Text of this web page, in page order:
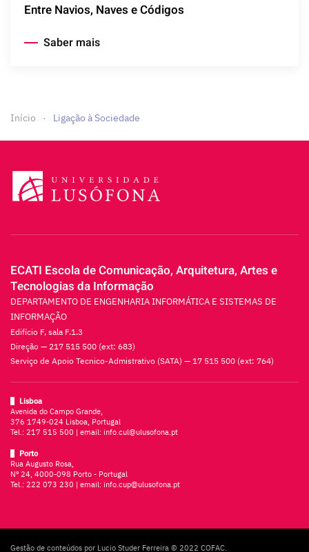
Entre Navios, Naves e Códigos
Saber mais
Início Ligação à Sociedade
ECATI Escola de Comunicação, Arquitetura, Artes e
Tecnologias da Informação
DEPARTAMENTO DE ENGENHARIA INFORMÁTICA E SISTEMAS DE
INFORMAÇÃO
Edifício F, sala F.1.3
Direção — 217 515 500 (ext: 683)
Serviço de Apoio Tecnico-Admistrativo (SATA) — 17 515 500 (ext: 764)
Lisboa
Avenida do Campo Grande,
376 1749-024 Lisboa, Portugal
Tel.: 217 515 500 | email: info.cul@ulusofona.pt
Porto
Rua Augusto Rosa,
Nº 24, 4000-098 Porto - Portugal
Tel.: 222 073 230 | email: info.cup@ulusofona.pt
Gestão de conteúdos por Lucio Studer Ferreira © 2022 COFAC.